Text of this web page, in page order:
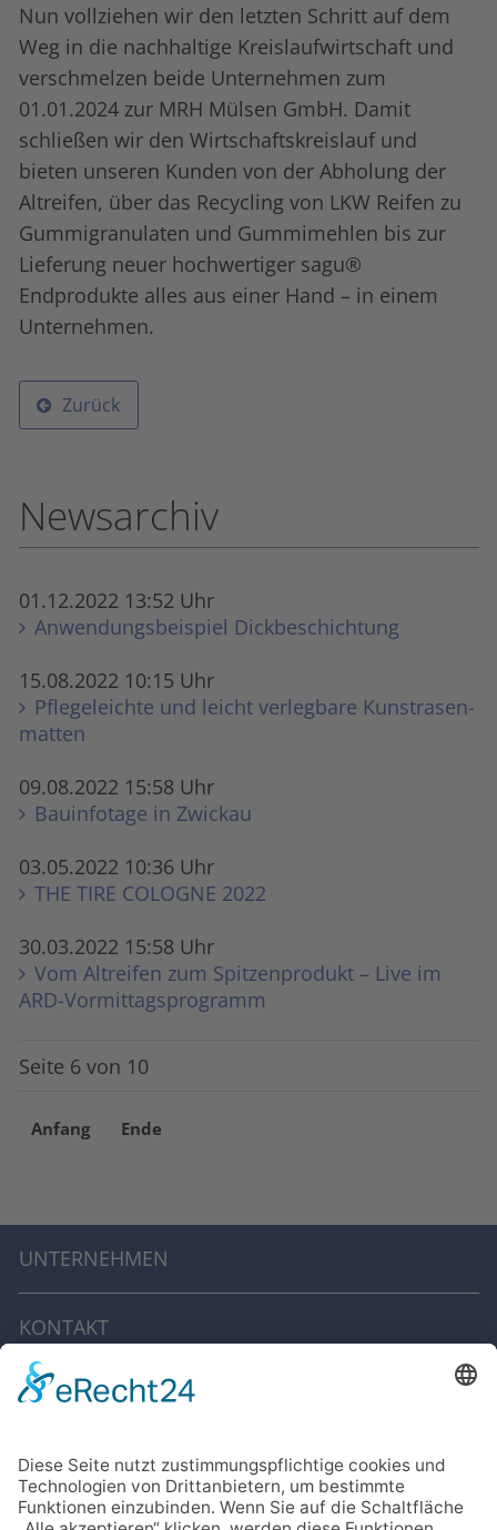
Nun vollziehen wir den letzten Schritt auf dem
Weg in die nachhaltige Kreislaufwirtschaft und
verschmelzen beide Unternehmen zum
01.01.2024 zur MRH Mülsen GmbH. Damit
schließen wir den Wirtschaftskreislauf und
bieten unseren Kunden von der Abholung der
Altreifen, über das Recycling von LKW Reifen zu
Gummigranulaten und Gummimehlen bis zur
Lieferung neuer hochwertiger sagu®
Endprodukte alles aus einer Hand – in einem
Unternehmen.
Zurück
Newsarchiv
01.12.2022 13:52 Uhr
Anwendungsbeispiel Dick­beschicht­ung
15.08.2022 10:15 Uhr
Pflegeleichte und leicht verlegbare Kunstrasen­
matten
09.08.2022 15:58 Uhr
Bauinfotage in Zwickau
03.05.2022 10:36 Uhr
THE TIRE COLOGNE 2022
30.03.2022 15:58 Uhr
Vom Altreifen zum Spitzenprodukt – Live im
ARD-Vormittagsprogramm
Seite 6 von 10
Anfang Ende
UNTERNEHMEN
KONTAKT
IMPRESSUM
DATENSCHUTZ